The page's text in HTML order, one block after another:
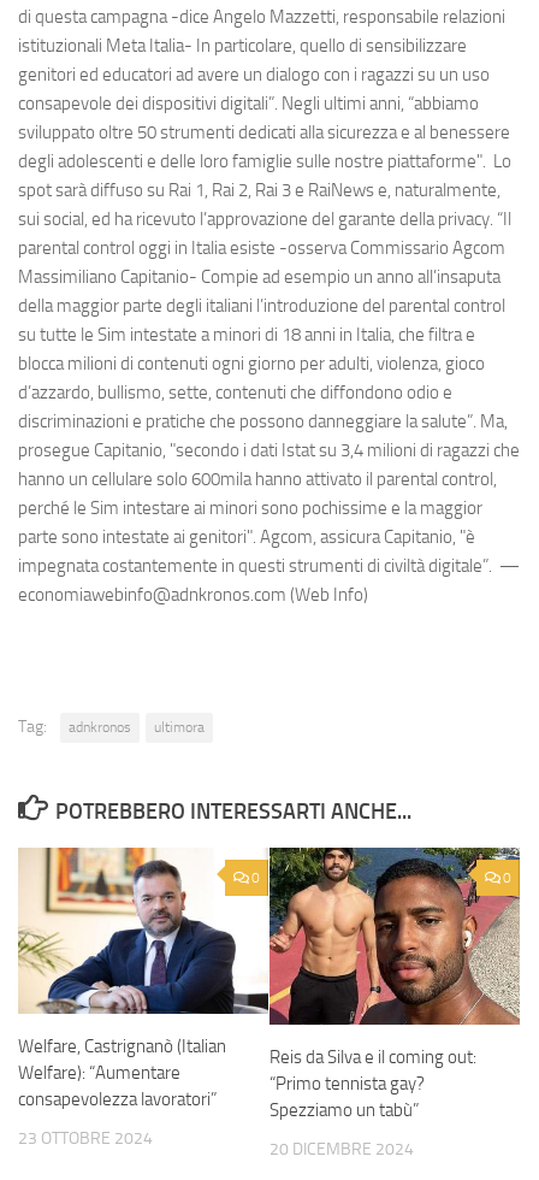
di questa campagna -dice Angelo Mazzetti, responsabile relazioni
istituzionali Meta Italia- In particolare, quello di sensibilizzare
genitori ed educatori ad avere un dialogo con i ragazzi su un uso
consapevole dei dispositivi digitali”. Negli ultimi anni, “abbiamo
sviluppato oltre 50 strumenti dedicati alla sicurezza e al benessere
degli adolescenti e delle loro famiglie sulle nostre piattaforme". Lo
spot sarà diffuso su Rai 1, Rai 2, Rai 3 e RaiNews e, naturalmente,
sui social, ed ha ricevuto l’approvazione del garante della privacy. “Il
parental control oggi in Italia esiste -osserva Commissario Agcom
Massimiliano Capitanio- Compie ad esempio un anno all’insaputa
della maggior parte degli italiani l’introduzione del parental control
su tutte le Sim intestate a minori di 18 anni in Italia, che filtra e
blocca milioni di contenuti ogni giorno per adulti, violenza, gioco
d’azzardo, bullismo, sette, contenuti che diffondono odio e
discriminazioni e pratiche che possono danneggiare la salute”. Ma,
prosegue Capitanio, "secondo i dati Istat su 3,4 milioni di ragazzi che
hanno un cellulare solo 600mila hanno attivato il parental control,
perché le Sim intestare ai minori sono pochissime e la maggior
parte sono intestate ai genitori". Agcom, assicura Capitanio, "è
impegnata costantemente in questi strumenti di civiltà digitale”. —
economiawebinfo@adnkronos.com (Web Info)
Tag: adnkronos ultimora
POTREBBERO INTERESSARTI ANCHE...
0
Welfare, Castrignanò (Italian
Welfare): “Aumentare
consapevolezza lavoratori”
23 OTTOBRE 2024
0
Reis da Silva e il coming out:
“Primo tennista gay?
Spezziamo un tabù”
20 DICEMBRE 2024